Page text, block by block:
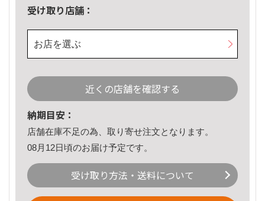
受け取り店舗：
お店を選ぶ
近くの店舗を確認する
納期目安：
店舗在庫不足の為、取り寄せ注文となります。
08月12日頃のお届け予定です。
受け取り方法・送料について